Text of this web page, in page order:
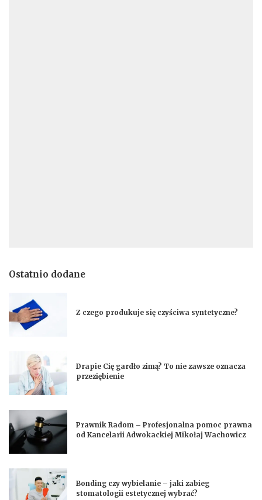
Ostatnio dodane
Z czego produkuje się czyściwa syntetyczne?
Drapie Cię gardło zimą? To nie zawsze oznacza
przeziębienie
Prawnik Radom – Profesjonalna pomoc prawna
od Kancelarii Adwokackiej Mikołaj Wachowicz
Bonding czy wybielanie – jaki zabieg
stomatologii estetycznej wybrać?